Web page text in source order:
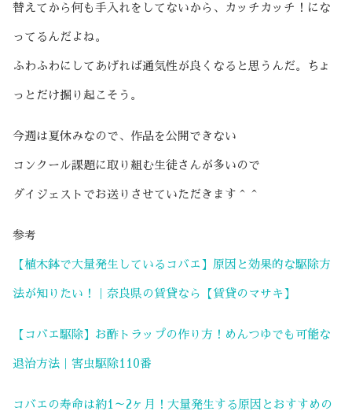
替えてから何も手入れをしてないから、カッチカッチ！にな
ってるんだよね。
ふわふわにしてあげれば通気性が良くなると思うんだ。ちょ
っとだけ掘り起こそう。
今週は夏休みなので、作品を公開できない
コンクール課題に取り組む生徒さんが多いので
ダイジェストでお送りさせていただきます＾＾
参考
【植木鉢で大量発生しているコバエ】原因と効果的な駆除方
法が知りたい！｜奈良県の賃貸なら【賃貸のマサキ】
【コバエ駆除】お酢トラップの作り方！めんつゆでも可能な
退治方法｜害虫駆除110番
コバエの寿命は約1～2ヶ月！大量発生する原因とおすすめの